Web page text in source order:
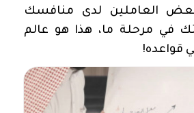
العاملين لدى منافسك
في مرحلة ما، هذا هو عالم
قواعده!